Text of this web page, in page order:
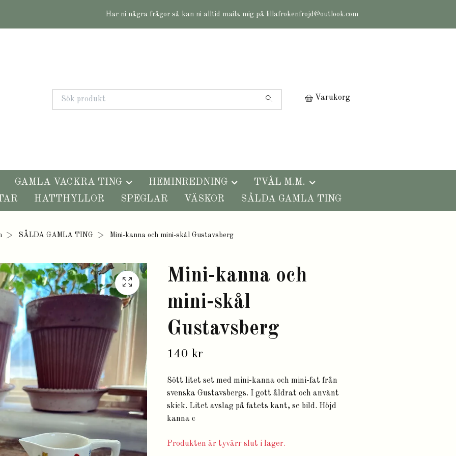
Har ni några frågor så kan ni alltid maila mig på lillafrokenfrojd@outlook.com
Varukorg
GAMLA VACKRA TING HEMINREDNING
TVÅL M.M.
HATTHYLLOR SPEGLAR VÄSKOR SÅLDA GAMLA TING
SÅLDA GAMLA TING Mini-kanna och mini-skål Gustavsberg
Mini-kanna och
mini-skål
Gustavsberg
140 kr
Sött litet set med mini-kanna och mini-fat från
svenska Gustavsbergs. I gott åldrat och använt
skick. Litet avslag på fatets kant, se bild. Höjd
kanna c
Produkten är tyvärr slut i lager.